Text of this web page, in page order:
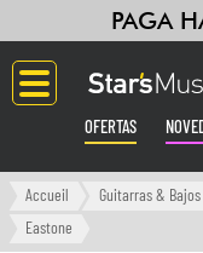
PAGA
OFERTAS
Langue
Accueil Guitarras & Bajos
Eastone